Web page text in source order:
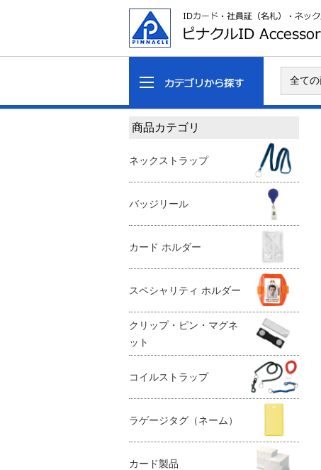
商品カテゴリ
ネックストラップ
バッジリール
カード ホルダー
スペシャリティ ホルダー
クリップ・ピン・マグネ
ット
コイルストラップ
ラゲージタグ（ネーム）
カード製品